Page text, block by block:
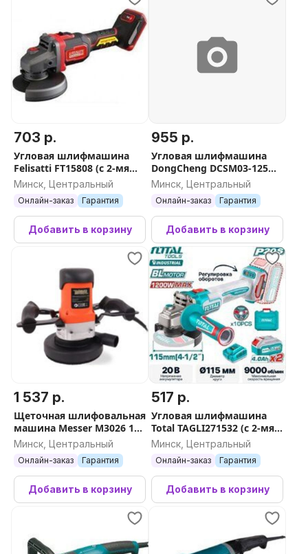
703 р.
Угловая шлифмашина
Felisatti FT15808 (с 2-мя
АКБ, кейс)
Минск, Центральный
Онлайн-заказ Гарантия
Добавить в корзину
955 р.
Угловая шлифмашина
DongCheng DCSM03-125
Type EM (с 2-мя АКБ, кейс)
Минск, Центральный
Онлайн-заказ Гарантия
Добавить в корзину
1 537 р.
Щеточная шлифовальная
машина Messer M3026 10-
40-326 с пылеудалением
Минск, Центральный
Онлайн-заказ Гарантия
Добавить в корзину
517 р.
Угловая шлифмашина
Total TAGLI271532 (с 2-мя
АКБ, кейс)
Минск, Центральный
Онлайн-заказ Гарантия
Добавить в корзину